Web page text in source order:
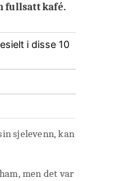
fullsatt kafé.
i disse 10
sjelevenn, kan
men det var